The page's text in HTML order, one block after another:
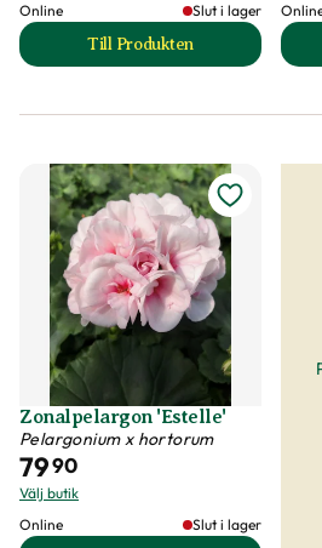
Online
Slut i lager
Till Produkten
till Zonalpelargon
Zonalpelargon 'Estelle'
Pelargonium x hortorum
7990
Välj butik
Online
Slut i lager